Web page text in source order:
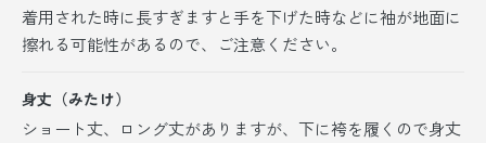
着用された時に長すぎますと手を下げた時などに袖が地面に
擦れる可能性があるので、ご注意ください。
身丈（みたけ）
ショート丈、ロング丈がありますが、 下に袴を履くので身丈